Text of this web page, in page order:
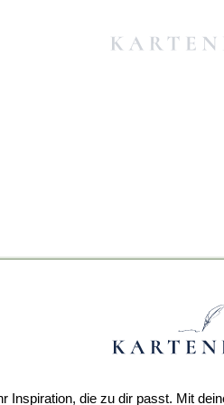
Inspiration, die zu dir passt. Mit